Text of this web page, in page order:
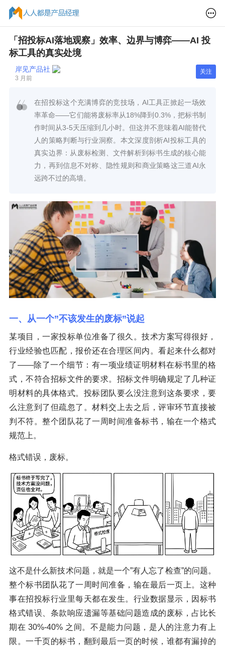
「招投标AI落地观察」效率、边界与博弈——AI 投
标工具的真实处境
岸见产品社
3 月前
关注
在招投标这个充满博弈的竞技场，AI工具正掀起一场效
率革命——它们能将废标率从18%降到0.3%，把标书制
作时间从3-5天压缩到几小时。但这并不意味着AI能替代
人的策略判断与行业洞察。本文深度剖析AI投标工具的
真实边界：从废标检测、文件解析到标书生成的核心能
力，再到信息不对称、隐性规则和商业策略这三道AI永
远跨不过的高墙。
一、从一个”不该发生的废标”说起
某项目，一家投标单位准备了很久。技术方案写得很好，
行业经验也匹配，报价还在合理区间内。看起来什么都对
了——除了一个细节：有一项业绩证明材料在标书里的格
式，不符合招标文件的要求。招标文件明确规定了几种证
明材料的具体格式。投标团队要么没注意到这条要求，要
么注意到了但疏忽了。材料交上去之后，评审环节直接被
判不符。整个团队花了一周时间准备标书，输在一个格式
规范上。
格式错误，废标。
这不是什么新技术问题，就是一个”有人忘了检查”的问题。
整个标书团队花了一周时间准备，输在最后一页上。这种
事在招投标行业里每天都在发生。行业数据显示，因标书
格式错误、条款响应遗漏等基础问题造成的废标，占比长
期在 30%-40% 之间。不是能力问题，是人的注意力有上
限。一千页的标书，翻到最后一页的时候，谁都有漏掉的